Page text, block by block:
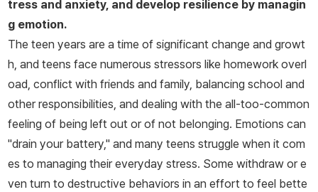
tress and anxiety, and develop resilience by managin
g emotion.
The teen years are a time of significant change and growt
h, and teens face numerous stressors like homework overl
oad, conflict with friends and family, balancing school and
other responsibilities, and dealing with the all-too-common
feeling of being left out or of not belonging. Emotions can
"drain your battery," and many teens struggle when it com
es to managing their everyday stress. Some withdraw or e
ven turn to destructive behaviors in an effort to feel bette